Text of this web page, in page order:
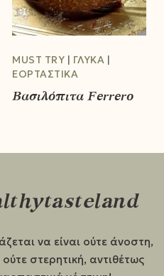
MUST TRY
ΓΛΥΚΆ
ΕΟΡΤΑΣΤΙΚΆ
Βασιλόπιτα Ferrero
να είναι ούτε άνοστη,
στερητική, αντιθέτως